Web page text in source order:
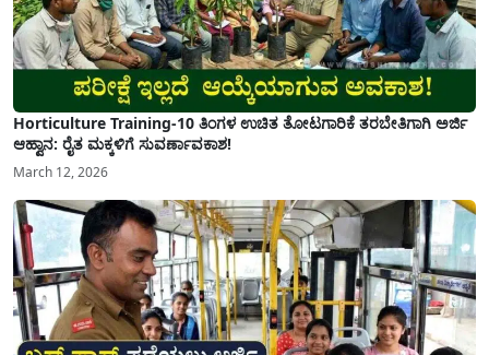
Horticulture Training-10 ತಿಂಗಳ ಉಚಿತ ತೋಟಗಾರಿಕೆ ತರಬೇತಿಗಾಗಿ ಅರ್ಜಿ
ಆಹ್ವಾನ: ರೈತ ಮಕ್ಕಳಿಗೆ ಸುವರ್ಣಾವಕಾಶ!
March 12, 2026